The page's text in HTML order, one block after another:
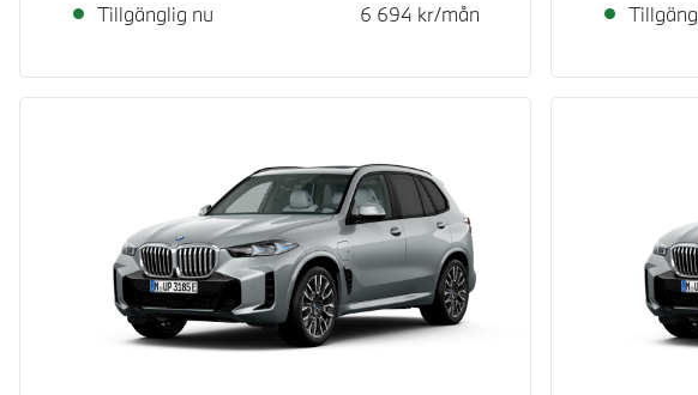
Tillgänglig nu
6 694 kr/mån